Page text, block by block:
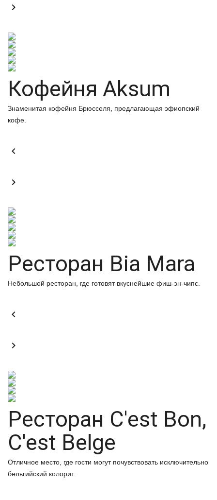

Кофейня Aksum
Знаменитая кофейня Брюсселя, предлагающая эфиопский
кофе.


Ресторан Bia Mara
Небольшой ресторан, где готовят вкуснейшие фиш-эн-чипс.


Ресторан C'est Bon,
C'est Belge
Отличное место, где гости могут почувствовать исключительно
бельгийский колорит.